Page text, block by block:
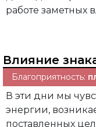
работе заметных
Влияние
Благоприятность:
В эти дни мы
энергии,
поставленных